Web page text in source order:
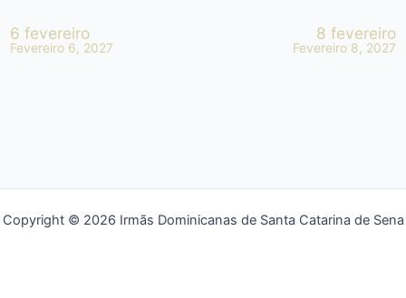
6 fevereiro
Fevereiro 6, 2027
8 fevereiro
Fevereiro 8, 2027
Copyright © 2026 Irmãs Dominicanas de Santa Catarina de Sena